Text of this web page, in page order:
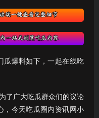
瓜爆料如下，一起在线吃
了广大吃瓜群众们的议论
，今天吃瓜圈内资讯网小